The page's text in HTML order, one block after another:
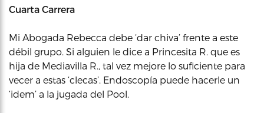
Cuarta Carrera
Mi Abogada Rebecca debe ‘dar chiva’ frente a este
débil grupo. Si alguien le dice a Princesita R. que es
hija de Mediavilla R., tal vez mejore lo suficiente para
vecer a estas ‘clecas’. Endoscopía puede hacerle un
‘idem’ a la jugada del Pool.